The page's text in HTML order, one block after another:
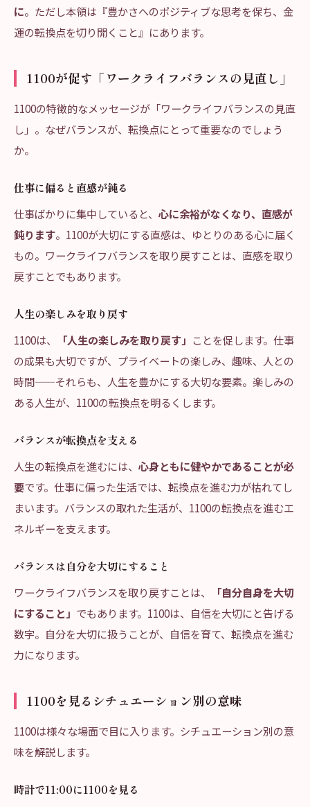
に。ただし本領は『豊かさへのポジティブな思考を保ち、金
運の転換点を切り開くこと』にあります。
1100が促す「ワークライフバランスの見直し」
1100の特徴的なメッセージが「ワークライフバランスの見直
し」。なぜバランスが、転換点にとって重要なのでしょう
か。
仕事に偏ると直感が鈍る
仕事ばかりに集中していると、 心に余裕がなくなり、直感が
鈍ります。1100が大切にする直感は、ゆとりのある心に届く
もの。ワークライフバランスを取り戻すことは、直感を取り
戻すことでもあります。
人生の楽しみを取り戻す
1100は、
「人生の楽しみを取り戻す」 ことを促します。仕事
の成果も大切ですが、プライベートの楽しみ、趣味、人との
時間——それらも、人生を豊かにする大切な要素。楽しみの
ある人生が、1100の転換点を明るくします。
バランスが転換点を支える
人生の転換点を進むには、 心身ともに健やかであることが必
要です。仕事に偏った生活では、転換点を進む力が枯れてし
まいます。バランスの取れた生活が、1100の転換点を進むエ
ネルギーを支えます。
バランスは自分を大切にすること
ワークライフバランスを取り戻すことは、
「自分自身を大切
にすること」 でもあります。1100は、自信を大切にと告げる
数字。自分を大切に扱うことが、自信を育て、転換点を進む
力になります。
1100を見るシチュエーション別の意味
1100は様々な場面で目に入ります。シチュエーション別の意
味を解説します。
時計で11:00に1100を見る